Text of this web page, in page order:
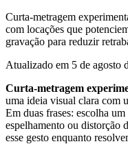
Curta-metragem
com locações que
gravação para reduzir
Atualizado em 5 de agosto
Curta-metragem
uma ideia visual clara com
Em duas frases: escolha
espelhamento ou distorção
esse gesto enquanto